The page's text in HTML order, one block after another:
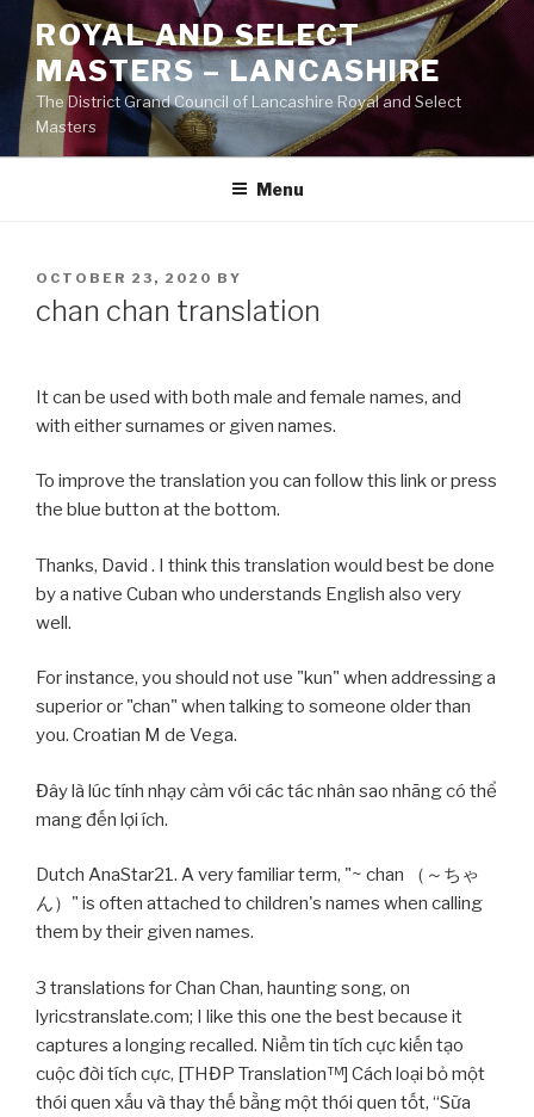
Skip
content
ROYAL AND SELECT
MASTERS – LANCASHIRE
The District Grand Council of Lancashire Royal and Select
Masters
Menu
POSTED
ON
OCTOBER 23, 2020 BY
chan chan translation
It can be used with both male and female names, and
with either surnames or given names.
To improve the translation you can follow this link or press
the blue button at the bottom.
Thanks, David . I think this translation would best be done
by a native Cuban who understands English also very
well.
For instance, you should not use "kun" when addressing a
superior or "chan" when talking to someone older than
you. Croatian M de Vega.
Đây là lúc tính nhạy cảm với các tác nhân sao nhãng có thể
mang đến lợi ích.
Dutch AnaStar21. A very familiar term, "~ chan （～ちゃ
ん）" is often attached to children's names when calling
them by their given names.
3 translations for Chan Chan, haunting song, on
lyricstranslate.com; I like this one the best because it
captures a longing recalled. Niềm tin tích cực kiến tạo
cuộc đời tích cực, [THĐP Translation™] Cách loại bỏ một
thói quen xấu và thay thế bằng một thói quen tốt, “Sữa